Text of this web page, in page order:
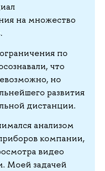
на множество
по
что
но
развития
дистанции.
анализом
компании,
видео
Моей задачей